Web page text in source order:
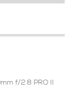
f/2.8 PRO II